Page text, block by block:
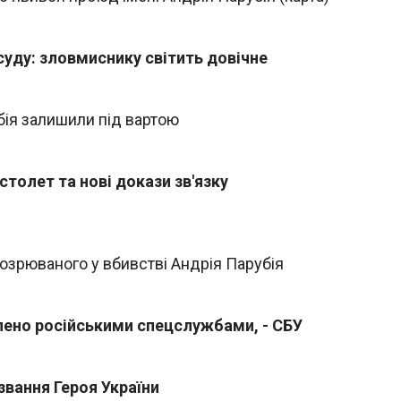
зловмиснику світить довічне
залишили під вартою
та нові докази зв'язку
у вбивстві Андрія Парубія
російськими спецслужбами, - СБУ
Героя України